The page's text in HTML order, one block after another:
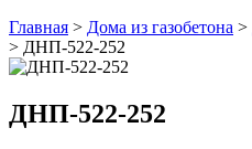
Главная > Дома из газобетона >
> ДНП-522-252
ДНП-522-252